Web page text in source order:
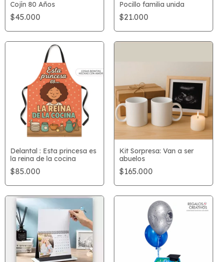
Cojín 80 Años
$45.000
Pocillo familia unida
$21.000
Delantal : Esta princesa es
la reina de la cocina
$85.000
Kit Sorpresa: Van a ser
abuelos
$165.000